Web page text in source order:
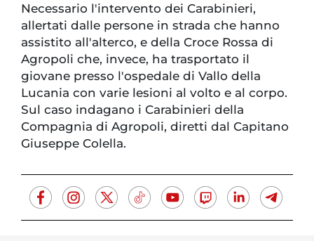
Necessario l'intervento dei Carabinieri,
allertati dalle persone in strada che hanno
assistito all'alterco, e della Croce Rossa di
Agropoli che, invece, ha trasportato il
giovane presso l'ospedale di Vallo della
Lucania con varie lesioni al volto e al corpo.
Sul caso indagano i Carabinieri della
Compagnia di Agropoli, diretti dal Capitano
Giuseppe Colella.